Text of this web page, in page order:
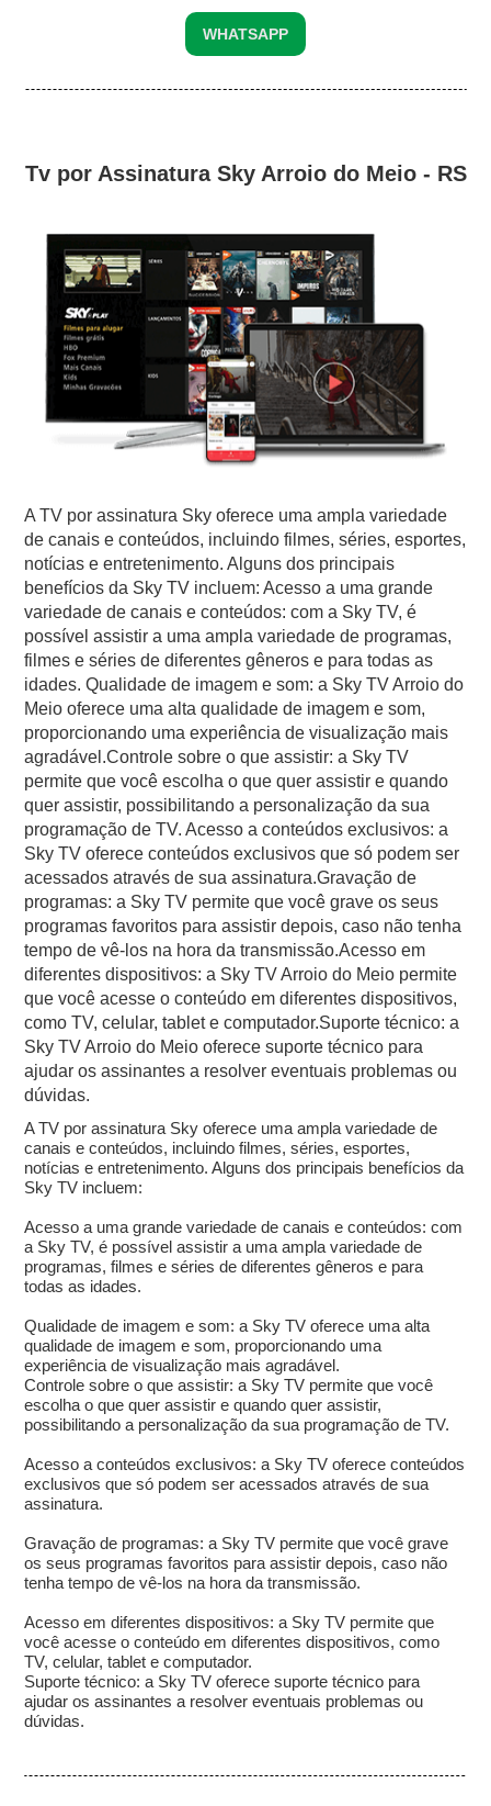
WHATSAPP
Tv por Assinatura Sky Arroio do Meio - RS
A TV por assinatura Sky oferece uma ampla variedade
de canais e conteúdos, incluindo filmes, séries, esportes,
notícias e entretenimento. Alguns dos principais
benefícios da Sky TV incluem: Acesso a uma grande
variedade de canais e conteúdos: com a Sky TV, é
possível assistir a uma ampla variedade de programas,
filmes e séries de diferentes gêneros e para todas as
idades. Qualidade de imagem e som: a Sky TV Arroio do
Meio oferece uma alta qualidade de imagem e som,
proporcionando uma experiência de visualização mais
agradável.Controle sobre o que assistir: a Sky TV
permite que você escolha o que quer assistir e quando
quer assistir, possibilitando a personalização da sua
programação de TV. Acesso a conteúdos exclusivos: a
Sky TV oferece conteúdos exclusivos que só podem ser
acessados através de sua assinatura.Gravação de
programas: a Sky TV permite que você grave os seus
programas favoritos para assistir depois, caso não tenha
tempo de vê-los na hora da transmissão.Acesso em
diferentes dispositivos: a Sky TV Arroio do Meio permite
que você acesse o conteúdo em diferentes dispositivos,
como TV, celular, tablet e computador.Suporte técnico: a
Sky TV Arroio do Meio oferece suporte técnico para
ajudar os assinantes a resolver eventuais problemas ou
dúvidas.
A TV por assinatura Sky oferece uma ampla variedade de
canais e conteúdos, incluindo filmes, séries, esportes,
notícias e entretenimento. Alguns dos principais benefícios da
Sky TV incluem:
Acesso a uma grande variedade de canais e conteúdos: com
a Sky TV, é possível assistir a uma ampla variedade de
programas, filmes e séries de diferentes gêneros e para
todas as idades.
Qualidade de imagem e som: a Sky TV oferece uma alta
qualidade de imagem e som, proporcionando uma
experiência de visualização mais agradável.
Controle sobre o que assistir: a Sky TV permite que você
escolha o que quer assistir e quando quer assistir,
possibilitando a personalização da sua programação de TV.
Acesso a conteúdos exclusivos: a Sky TV oferece conteúdos
exclusivos que só podem ser acessados através de sua
assinatura.
Gravação de programas: a Sky TV permite que você grave
os seus programas favoritos para assistir depois, caso não
tenha tempo de vê-los na hora da transmissão.
Acesso em diferentes dispositivos: a Sky TV permite que
você acesse o conteúdo em diferentes dispositivos, como
TV, celular, tablet e computador.
Suporte técnico: a Sky TV oferece suporte técnico para
ajudar os assinantes a resolver eventuais problemas ou
dúvidas.